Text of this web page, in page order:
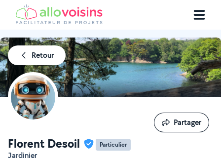
Retour
Florent Desoil Particulier
Jardinier
Partager
Partager